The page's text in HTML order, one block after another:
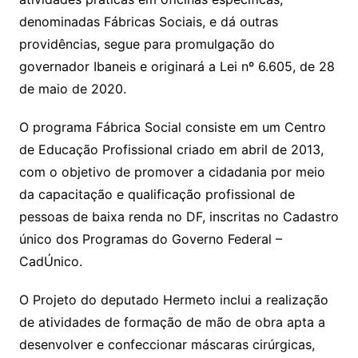
denominadas Fábricas Sociais, e dá outras
providências, segue para promulgação do
governador Ibaneis e originará a Lei nº 6.605, de 28
de maio de 2020.
O programa Fábrica Social consiste em um Centro
de Educação Profissional criado em abril de 2013,
com o objetivo de promover a cidadania por meio
da capacitação e qualificação profissional de
pessoas de baixa renda no DF, inscritas no Cadastro
único dos Programas do Governo Federal –
CadÚnico.
O Projeto do deputado Hermeto inclui a realização
de atividades de formação de mão de obra apta a
desenvolver e confeccionar máscaras cirúrgicas,